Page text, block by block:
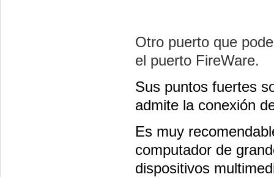
Otro puerto que
el puerto FireWare.
Sus puntos fuertes
admite la conexión
Es muy
computador de
dispositivos